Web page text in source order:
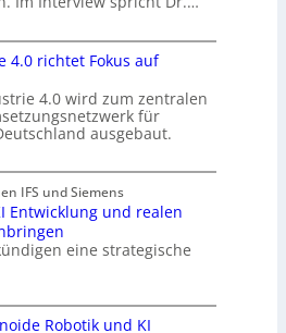
4.0 richtet Fokus auf
4.0 wird zum zentralen
für
ausgebaut.
IFS und Siemens
Entwicklung und realen
eine strategische
Robotik und KI